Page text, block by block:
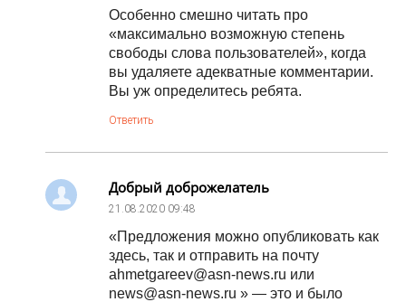
Особенно смешно читать про
«максимально возможную степень
свободы слова пользователей», когда
вы удаляете адекватные комментарии.
Вы уж определитесь ребята.
Ответить
Добрый доброжелатель
21.08.2020 09:48
«Предложения можно опубликовать как
здесь, так и отправить на почту
ahmetgareev@asn-news.ru или
news@asn-news.ru » — это и было